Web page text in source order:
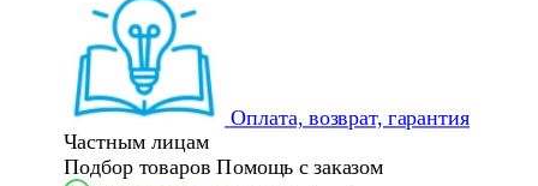
Оплата, возврат, гарантия
Частным лицам
Подбор товаров Помощь с заказом